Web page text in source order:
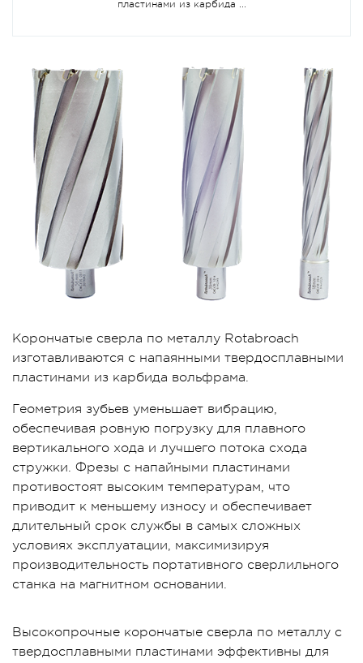
пластинами из карбида ...
Корончатые сверла по металлу Rotabroach
изготавливаются с напаянными твердосплавными
пластинами из карбида вольфрама.
Геометрия зубьев уменьшает вибрацию,
обеспечивая ровную погрузку для плавного
вертикального хода и лучшего потока схода
стружки. Фрезы с напайными пластинами
противостоят высоким температурам, что
приводит к меньшему износу и обеспечивает
длительный срок службы в самых сложных
условиях эксплуатации, максимизируя
производительность портативного сверлильного
станка на магнитном основании.
Высокопрочные корончатые сверла по металлу с
твердосплавными пластинами эффективны для